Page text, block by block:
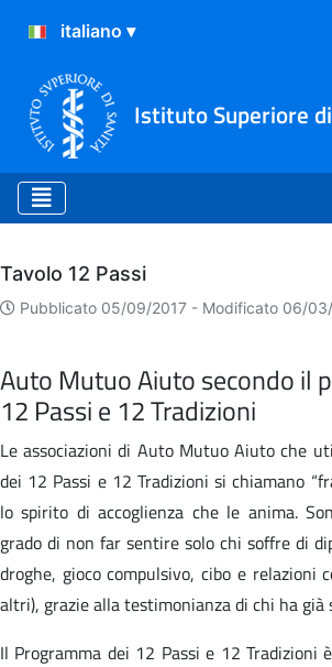
Istituto Superiore
Archivio
Tavolo 12 Passi
Pubblicato 05/09/2017 - Modificato 06/
Auto Mutuo Aiuto secondo il
12 Passi e 12 Tradizioni
Le associazioni di Auto Mutuo Aiuto che
dei 12 Passi e 12 Tradizioni si chiamano
lo spirito di accoglienza che le anima.
grado di non far sentire solo chi soffre di
droghe, gioco compulsivo, cibo e relazioni
altri), grazie alla testimonianza di chi ha già
Il Programma dei 12 Passi e 12 Tradizioni